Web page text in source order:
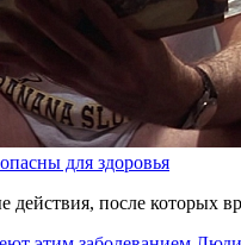
для здоровья
после которых